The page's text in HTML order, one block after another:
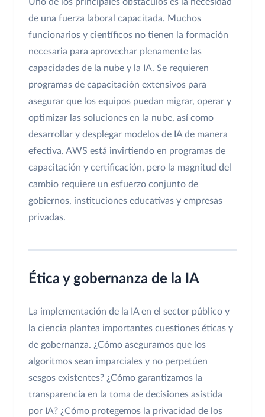
de una fuerza laboral capacitada. Muchos
funcionarios y científicos no tienen la formación
necesaria para aprovechar plenamente las
capacidades de la nube y la IA. Se requieren
programas de capacitación extensivos para
asegurar que los equipos puedan migrar, operar y
optimizar las soluciones en la nube, así como
desarrollar y desplegar modelos de IA de manera
efectiva. AWS está invirtiendo en programas de
capacitación y certificación, pero la magnitud del
cambio requiere un esfuerzo conjunto de
gobiernos, instituciones educativas y empresas
privadas.
Ética y gobernanza de la IA
La implementación de la IA en el sector público y
la ciencia plantea importantes cuestiones éticas y
de gobernanza. ¿Cómo aseguramos que los
algoritmos sean imparciales y no perpetúen
sesgos existentes? ¿Cómo garantizamos la
transparencia en la toma de decisiones asistida
por IA? ¿Cómo protegemos la privacidad de los